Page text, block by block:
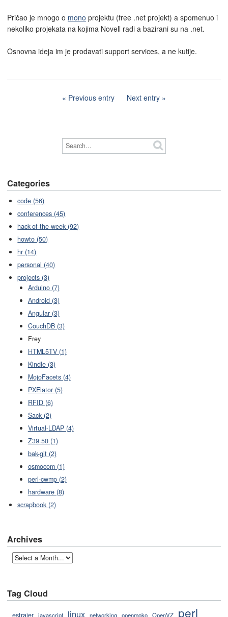
Pričao je mnogo o mono projektu (free .net projekt) a spomenuo i
nekoliko projekata na kojima Novell radi a bazirani su na .net.
Osnovna ideja im je prodavati support services, a ne kutije.
Previous entry Next entry
Categories
code (56)
conferences (45)
hack-of-the-week (92)
howto (50)
hr (14)
personal (40)
projects (3)
Arduino (7)
Android (3)
Angular (3)
CouchDB (3)
Frey
HTML5TV (1)
Kindle (3)
MojoFacets (4)
PXElator (5)
RFID (6)
Sack (2)
Virtual-LDAP (4)
Z39.50 (1)
bak-git (2)
osmocom (1)
perl-cwmp (2)
hardware (8)
scrapbook (2)
Archives
Tag Cloud
estraier javascript linux networking openmoko OpenVZ perl